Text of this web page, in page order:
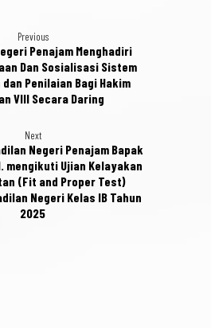
Previous
Penajam Menghadiri
Dan Sosialisasi Sistem
Penilaian Bagi Hakim
VIII Secara Daring
Next
Negeri Penajam Bapak
mengikuti Ujian Kelayakan
(Fit and Proper Test)
Negeri Kelas IB Tahun
2025